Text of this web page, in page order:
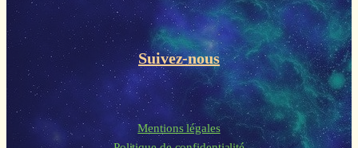
Suivez-nous
Mentions légales